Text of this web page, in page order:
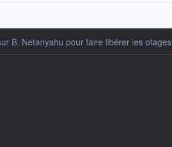
B. Netanyahu pour faire libérer les otages